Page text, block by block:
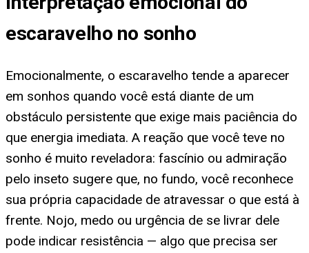
escaravelho no sonho
Emocionalmente, o escaravelho tende a aparecer
em sonhos quando você está diante de um
obstáculo persistente que exige mais paciência do
que energia imediata. A reação que você teve no
sonho é muito reveladora: fascínio ou admiração
pelo inseto sugere que, no fundo, você reconhece
sua própria capacidade de atravessar o que está à
frente. Nojo, medo ou urgência de se livrar dele
pode indicar resistência — algo que precisa ser